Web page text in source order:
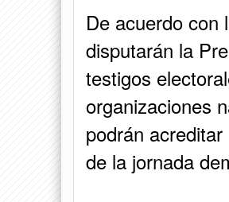
De acuerdo con
disputarán la
testigos
organizaciones
podrán
de la jornada